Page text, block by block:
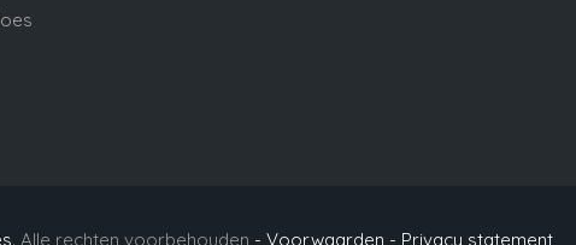
. Alle rechten voorbehouden - Voorwaarden - Privacy statement